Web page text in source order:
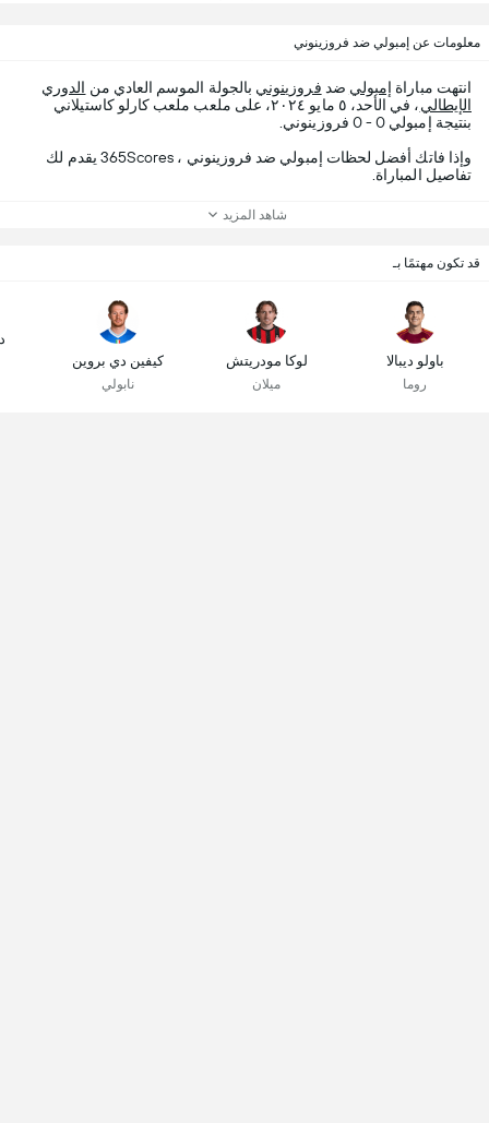
معلومات عن إمبولي ضد فروزينوني
انتهت مباراة إمبولي ضد فروزينوني بالجولة الموسم العادي من الدوري
الإيطالي
، في الأحد، ٥ مايو ٢٠٢٤، على ملعب ملعب كارلو كاستيلاني
بنتيجة إمبولي 0 - 0 فروزينوني.
وإذا فاتك أفضل لحظات إمبولي ضد فروزينوني ، 365Scores يقدم لك
تفاصيل المباراة.
شاهد المزيد
قد تكون مهتمًا بـ
باولو ديبالا
روما
لوكا مودريتش
ميلان
كيفين دي بروين
نابولي